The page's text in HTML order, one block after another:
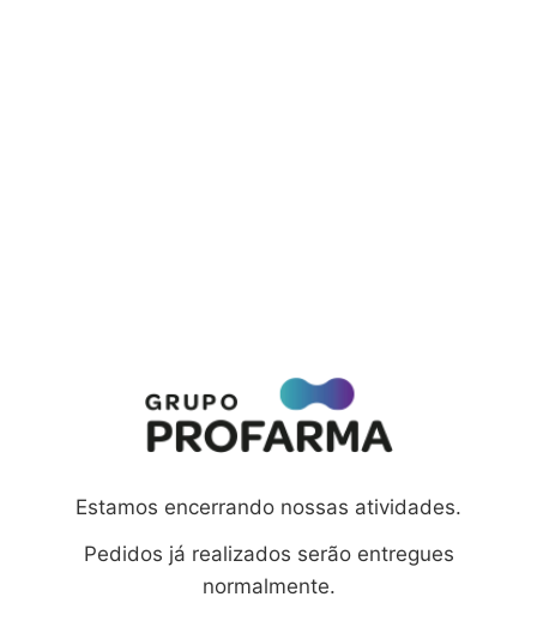
Estamos encerrando nossas atividades.
Pedidos já realizados serão entregues
normalmente.